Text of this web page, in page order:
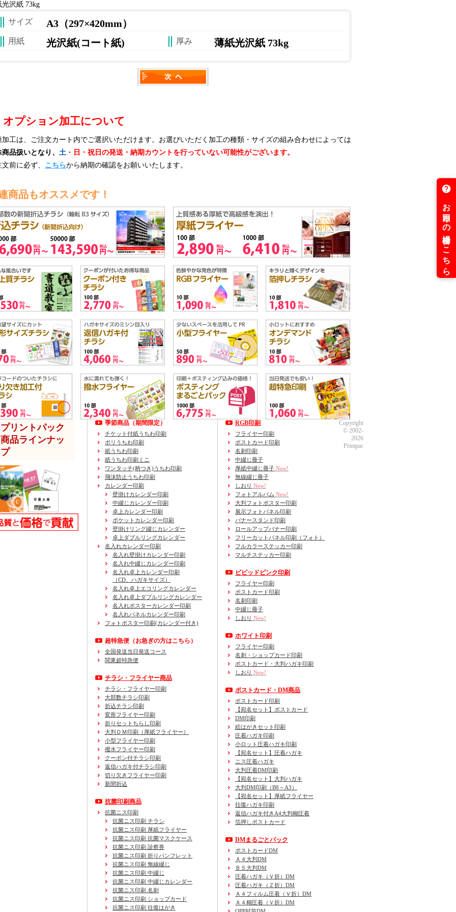
光沢紙 73kg
サイズ A3（297×420mm）
用紙 光沢紙(コート紙) 厚み 薄紙光沢紙 73kg
オプション加工について
加工は、ご注文カート内でご選択いただけます。お選びいただく加工の種類・サイズの組み合わせによっては
品扱いとなり、 土 ・ 日・祝日の発送・納期カウントを行っていない可能性がございます。
前に必ず、 こちらから納期の確認をお願いいたします。
商品もオススメです！
プリントパック
商品ラインナッ
プ
季節商品（期間限定）
チケット付紙うちわ印刷
ポリうちわ印刷
紙うちわ印刷
紙うちわ印刷ミニ
ワンタッチ(柄つき)うちわ印刷
飛沫防止うちわ印刷
カレンダー印刷
壁掛けカレンダー印刷
中綴じカレンダー印刷
卓上カレンダー印刷
ポケットカレンダー印刷
壁掛けリング綴じカレンダー
卓上ダブルリングカレンダー
名入れカレンダー印刷
名入れ壁掛けカレンダー印刷
名入れ中綴じカレンダー印刷
名入れ卓上カレンダー印刷
（CD、ハガキサイズ）
名入れ卓上エコリングカレンダー
名入れ卓上ダブルリングカレンダー
名入れポスターカレンダー印刷
名入れパネルカレンダー印刷
フォトポスター印刷(カレンダー付き)
超特急便 （お急ぎの方はこちら）
全国発送当日発送コース
関東超特急便
チラシ・フライヤー商品
チラシ・フライヤー印刷
大部数チラシ印刷
折込チラシ印刷
変形フライヤー印刷
折りセットちらし印刷
大判ＤＭ印刷（厚紙フライヤー）
小型フライヤー印刷
撥水フライヤー印刷
クーポン付チラシ印刷
返信ハガキ付チラシ印刷
切り欠きフライヤー印刷
新聞折込
抗菌印刷商品
抗菌ニス印刷
抗菌ニス印刷 チラシ
抗菌ニス印刷 厚紙フライヤー
抗菌ニス印刷 抗菌マスクケース
抗菌ニス印刷 診察券
抗菌ニス印刷 折りパンフレット
抗菌ニス印刷 無線綴じ
抗菌ニス印刷 中綴じ
抗菌ニス印刷 中綴じカレンダー
抗菌ニス印刷 名刺
抗菌ニス印刷 ショップカード
抗菌ニス印刷 往復はがき
RGB印刷
フライヤー印刷
ポストカード印刷
名刺印刷
中綴じ冊子
厚紙中綴じ冊子 New!
無線綴じ冊子
しおり New!
フォトアルバム New!
大判フォトポスター印刷
展示フォトパネル印刷
バナースタンド印刷
ロールアップバナー印刷
フリーカットパネル印刷（フォト）
フルカラーステッカー印刷
マルチステッカー印刷
ビビッドピンク印刷
フライヤー印刷
ポストカード印刷
名刺印刷
中綴じ冊子
しおり New!
ホワイト印刷
フライヤー印刷
名刺・ショップカード印刷
ポストカード・大判ハガキ印刷
しおり New!
ポストカード・DM商品
ポストカード印刷
【宛名セット】ポストカード
DM印刷
絵はがきセット印刷
圧着ハガキ印刷
小ロット圧着ハガキ印刷
【宛名セット】圧着ハガキ
ニス圧着ハガキ
大判圧着DM印刷
【宛名セット】大判ハガキ
大判DM印刷（B8～A3）
【宛名セット】厚紙フライヤー
往復ハガキ印刷
返信ハガキ付きA4大判糊圧着
箔押しポストカード
DMまるごとパック
ポストカードDM
Ａ４大判DM
Ｂ５大判DM
圧着ハガキ（Ｖ折）DM
圧着ハガキ（Ｚ折）DM
Ａ４フィルム圧着（Ｖ折）DM
Ａ４糊圧着（Ｖ折）DM
Copyright
© 2002-
2026
Printpac